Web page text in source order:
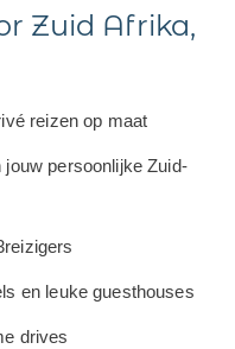
Zuid Afrika,
reizen op maat
persoonlijke Zuid-
en leuke guesthouses
drives